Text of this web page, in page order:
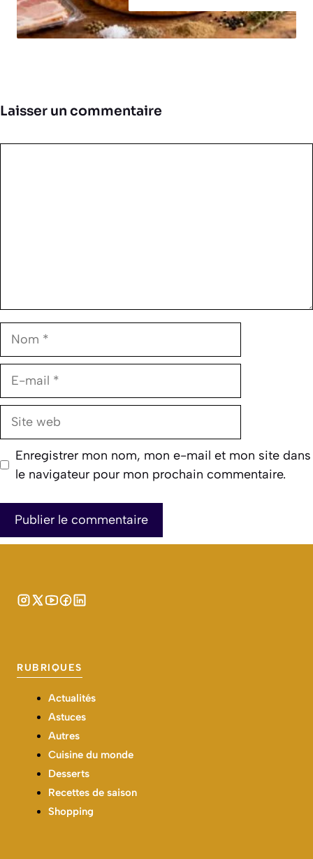
Laisser un commentaire
Nom
E-
Site
Enregistrer mon nom, mon e-mail et mon site dans
le navigateur pour mon prochain commentaire.
RUBRIQUES
Actualités
Astuces
Autres
Cuisine du monde
Desserts
Recettes de saison
Shopping